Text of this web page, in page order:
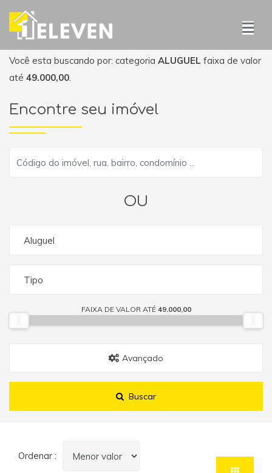
Você esta buscando por: categoria ALUGUEL faixa de valor
até 49.000,00
Encontre seu imóvel
OU
Aluguel
Tipo
FAIXA DE VALOR ATÉ 49.000,00
Avançado
Buscar
Ordenar :